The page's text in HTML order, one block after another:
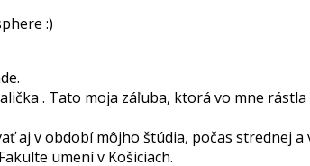
:)
. Tato moja záľuba, ktorá vo mne
aj v období môjho štúdia, počas strednej a
umení v Košiciach.